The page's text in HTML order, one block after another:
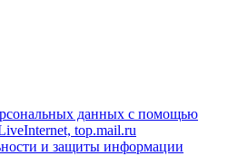
данных с помощью
top.mail.ru
и защиты информации